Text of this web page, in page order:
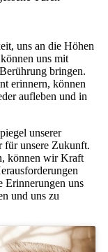
uns an die Höhen
uns mit
bringen.
erinnern, können
aufleben und in
unserer
für unsere Zukunft.
können wir Kraft
Erinnerungen uns
und uns zu